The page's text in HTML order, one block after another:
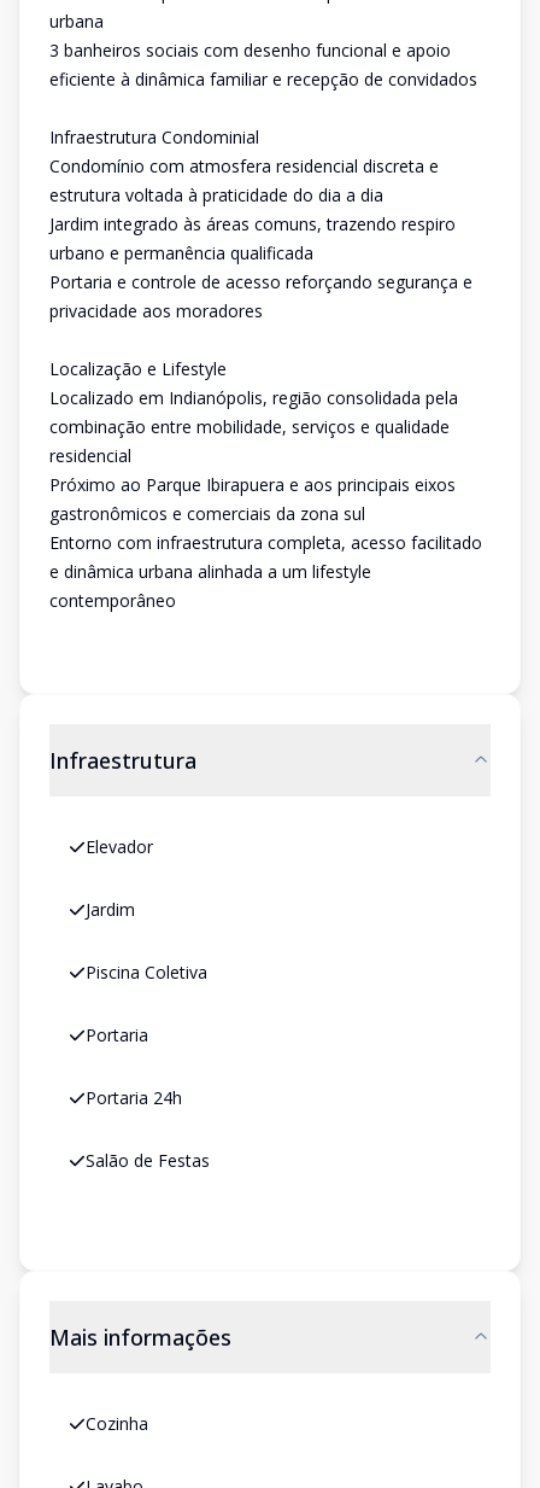
urbana
3 banheiros sociais com desenho funcional e apoio
eficiente à dinâmica familiar e recepção de convidados
Infraestrutura Condominial
Condomínio com atmosfera residencial discreta e
estrutura voltada à praticidade do dia a dia
Jardim integrado às áreas comuns, trazendo respiro
urbano e permanência qualificada
Portaria e controle de acesso reforçando segurança e
privacidade aos moradores
Localização e Lifestyle
Localizado em Indianópolis, região consolidada pela
combinação entre mobilidade, serviços e qualidade
residencial
Próximo ao Parque Ibirapuera e aos principais eixos
gastronômicos e comerciais da zona sul
Entorno com infraestrutura completa, acesso facilitado
e dinâmica urbana alinhada a um lifestyle
contemporâneo
Infraestrutura
Elevador
Jardim
Piscina Coletiva
Portaria
Portaria 24h
Salão de Festas
Mais informações
Cozinha